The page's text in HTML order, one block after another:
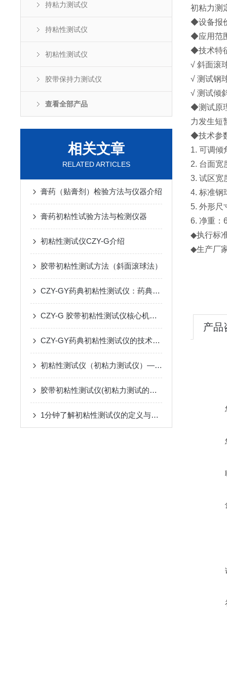
持粘力测试仪
持粘性测试仪
初粘性测试仪
胶带保持力测试仪
查看全部产品
相关文章
RELATED ARTICLES
膏药（贴膏剂）检验方法与仪器介绍
膏药初粘性试验方法与检测仪器
初粘性测试仪CZY-G介绍
胶带初粘性测试方法（斜面滚球法）
CZY-GY药典初粘性测试仪：药典标准下的医药贴剂初粘性检测技术
CZY-G 胶带初粘性测试仪核心机理的深度剖析
CZY-GY药典初粘性测试仪的技术参数
初粘性测试仪（初粘力测试仪）——仪器百科
胶带初粘性测试仪(初粘力测试的仪器)——仪器百科
1分钟了解初粘性测试仪的定义与测试功能
初粘力测
◆设备报
◆应用范
◆技术特
√ 斜面滚
√ 测试钢
√ 测试倾
◆测试原
力发生短
◆技术参
1. 可调倾
2. 台面宽
3. 试区宽
4. 标准钢
5. 外形尺
6. 净重：
◆执行标
◆生产厂
产品